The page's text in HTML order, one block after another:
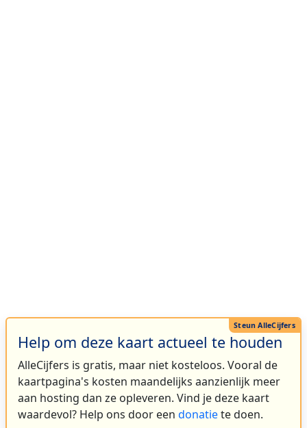
Help om deze kaart actueel te houden
AlleCijfers is gratis, maar niet kosteloos. Vooral de
kaartpagina's kosten maandelijks aanzienlijk meer
aan hosting dan ze opleveren. Vind je deze kaart
waardevol? Help ons door een donatiete doen.